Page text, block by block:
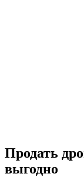
Продать
выгодно